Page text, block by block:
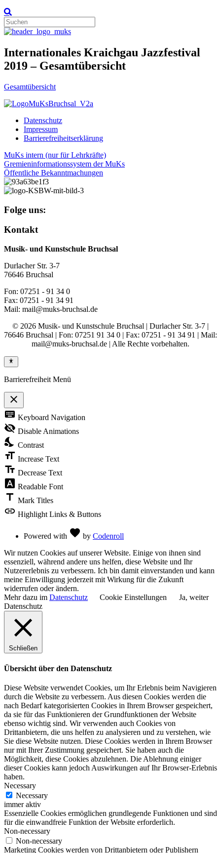
Internationales Kraichgau Jazzfestival
2019 – Gesamtübersicht
Gesamtübersicht
Datenschutz
Impressum
Barrierefreiheitserklärung
MuKs intern (nur für Lehrkräfte)
Gremieninformationssystem der MuKs
Öffentliche Bekanntmachungen
Folge uns:
Kontakt
Musik- und Kunstschule Bruchsal
Durlacher Str. 3-7
76646 Bruchsal
Fon: 07251 - 91 34 0
Fax: 07251 - 91 34 91
Mail: mail@muks-bruchsal.de
© 2026 Musik- und Kunstschule Bruchsal | Durlacher Str. 3-7 |
76646 Bruchsal | Fon: 07251 91 34 0 | Fax: 07251 - 91 34 91 | Mail:
mail@muks-bruchsal.de | Alle Rechte vorbehalten.
Barrierefreiheit Menü
close
Toggle
the
visibility
of
Accessibility
Toolbar
keyboard Keyboard Navigation
visibility_off Disable Animations
nights_stay Contrast
format_size Increase Text
text_fields Decrease Text
font_download Readable Font
title Mark Titles
link Highlight Links & Buttons
Powered with favorite by Codenroll
Wir nutzen Cookies auf unserer Website. Einige von ihnen sind
essenziell, während andere uns helfen, diese Website und Ihr
Nutzererlebnis zu verbessern. Ich bin damit einverstanden und kann
meine Einwilligung jederzeit mit Wirkung für die Zukunft
widerrufen oder ändern.
Mehr dazu im Datenschutz Cookie Einstellungen
Ja, weiter
Datenschutz
Schließen
Übersicht über den Datenschutz
Diese Website verwendet Cookies, um Ihr Erlebnis beim Navigieren
durch die Website zu verbessern. Aus diesen Cookies werden die
nach Bedarf kategorisierten Cookies in Ihrem Browser gespeichert,
da sie für das Funktionieren der Grundfunktionen der Website
ebenso wichtig sind. Wir verwenden auch Cookies von
Drittanbietern, die uns helfen zu analysieren und zu verstehen, wie
Sie diese Website nutzen. Diese Cookies werden in Ihrem Browser
nur mit Ihrer Zustimmung gespeichert. Sie haben auch die
Möglichkeit, diese Cookies abzulehnen. Die Ablehnung einiger
dieser Cookies kann jedoch Auswirkungen auf Ihr Browser-Erlebnis
haben.
Necessary
Necessary
immer aktiv
Essenzielle Cookies ermöglichen grundlegende Funktionen und sind
für die einwandfreie Funktion der Website erforderlich.
Non-necessary
Non-necessary
Marketing Cookies werden von Drittanbietern oder Publishern